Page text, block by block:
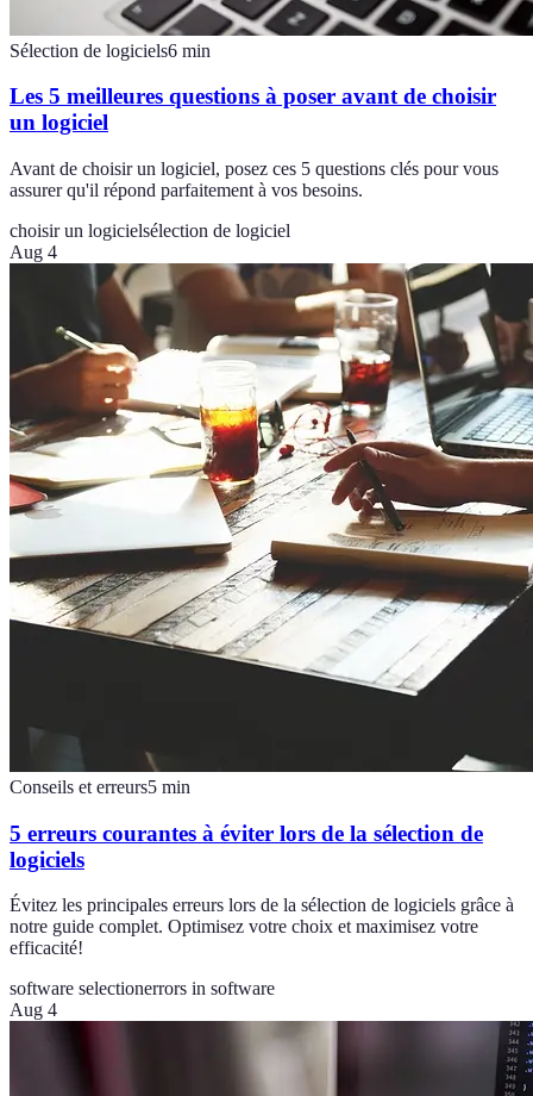
Sélection de logiciels6 min
Les 5 meilleures questions à poser avant de choisir
un logiciel
Avant de choisir un logiciel, posez ces 5 questions clés pour vous
assurer qu'il répond parfaitement à vos besoins.
choisir un logicielsélection de logiciel
Aug 4
Conseils et erreurs5 min
5 erreurs courantes à éviter lors de la sélection de
logiciels
Évitez les principales erreurs lors de la sélection de logiciels grâce à
notre guide complet. Optimisez votre choix et maximisez votre
efficacité!
software selectionerrors in software
Aug 4